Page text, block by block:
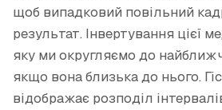
щоб випадковий повільний
результат. Інвертування цієї
яку ми округляємо до
якщо вона близька до нього.
відображає розподіл